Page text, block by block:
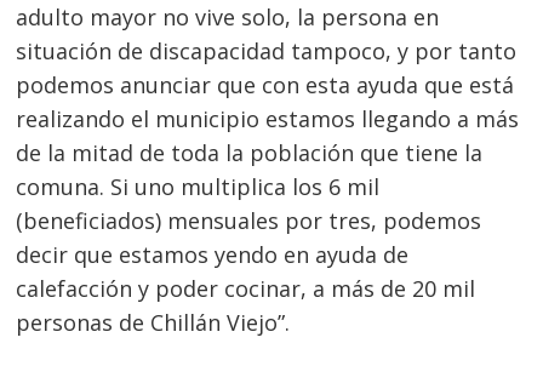
adulto mayor no vive solo, la persona en
situación de discapacidad tampoco, y por tanto
podemos anunciar que con esta ayuda que está
realizando el municipio estamos llegando a más
de la mitad de toda la población que tiene la
comuna. Si uno multiplica los 6 mil
(beneficiados) mensuales por tres, podemos
decir que estamos yendo en ayuda de
calefacción y poder cocinar, a más de 20 mil
personas de Chillán Viejo”.